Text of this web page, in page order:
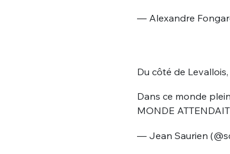
— Alexandre
Du côté de
Dans ce monde
MONDE ATTENDAIT
— Jean Saurien